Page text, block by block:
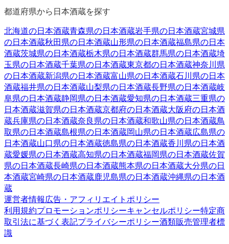
都道府県から日本酒蔵を探す
北海道の日本酒蔵青森県の日本酒蔵岩手県の日本酒蔵宮城県
の日本酒蔵秋田県の日本酒蔵山形県の日本酒蔵福島県の日本
酒蔵茨城県の日本酒蔵栃木県の日本酒蔵群馬県の日本酒蔵埼
玉県の日本酒蔵千葉県の日本酒蔵東京都の日本酒蔵神奈川県
の日本酒蔵新潟県の日本酒蔵富山県の日本酒蔵石川県の日本
酒蔵福井県の日本酒蔵山梨県の日本酒蔵長野県の日本酒蔵岐
阜県の日本酒蔵静岡県の日本酒蔵愛知県の日本酒蔵三重県の
日本酒蔵滋賀県の日本酒蔵京都府の日本酒蔵大阪府の日本酒
蔵兵庫県の日本酒蔵奈良県の日本酒蔵和歌山県の日本酒蔵鳥
取県の日本酒蔵島根県の日本酒蔵岡山県の日本酒蔵広島県の
日本酒蔵山口県の日本酒蔵徳島県の日本酒蔵香川県の日本酒
蔵愛媛県の日本酒蔵高知県の日本酒蔵福岡県の日本酒蔵佐賀
県の日本酒蔵長崎県の日本酒蔵熊本県の日本酒蔵大分県の日
本酒蔵宮崎県の日本酒蔵鹿児島県の日本酒蔵沖縄県の日本酒
蔵
運営者情報 広告・アフィリエイトポリシー
利用規約プロモーションポリシーキャンセルポリシー特定商
取引法に基づく表記プライバシーポリシー酒類販売管理者標
識